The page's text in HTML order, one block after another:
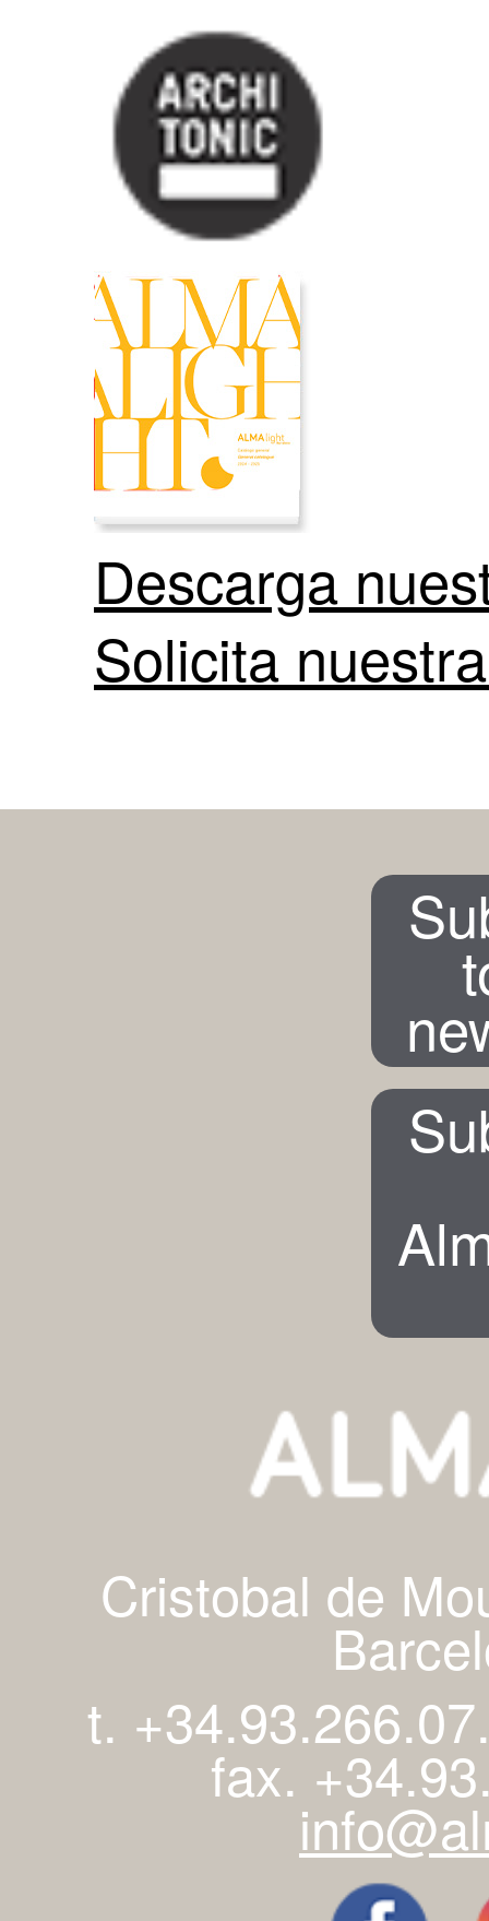
Descarga
Solicita
Cristobal de
t.
fax.